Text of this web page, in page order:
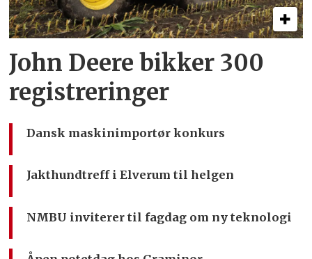
John Deere bikker 300
registreringer
Dansk maskinimportør konkurs
Jakthundtreff i Elverum til helgen
NMBU inviterer til fagdag om ny teknologi